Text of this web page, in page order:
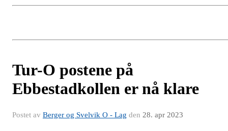
Tur-O postene på
Ebbestadkollen er nå klare
Postet av Berger og Svelvik O - Lag den 28. apr 2023